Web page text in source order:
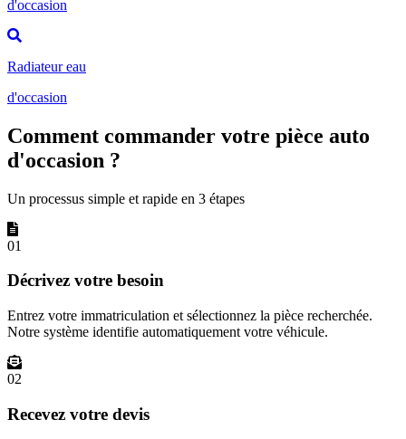
d'occasion
Radiateur eau
d'occasion
Comment commander votre pièce auto
d'occasion ?
Un processus simple et rapide en 3 étapes
01
Décrivez votre besoin
Entrez votre immatriculation et sélectionnez la pièce recherchée.
Notre système identifie automatiquement votre véhicule.
02
Recevez votre devis